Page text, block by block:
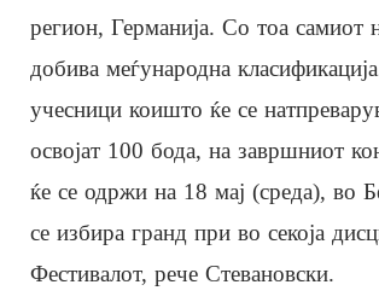
регион, Германија. Со тоа самиот
добива меѓународна
учесници коишто ќе се
освојат 100 бода, на завршниот
ќе се одржи на 18 мај (среда), во
се избира гранд при во секоја
Фестивалот, рече Стевановски.